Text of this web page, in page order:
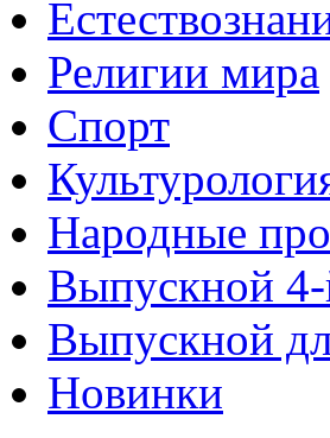
Религии мира
Спорт
Народные
Выпускной 4-
Выпускной
Новинки